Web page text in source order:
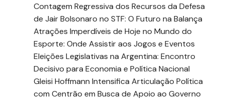
Contagem Regressiva dos Recursos da Defesa
de Jair Bolsonaro no STF: O Futuro na Balança
Atrações Imperdíveis de Hoje no Mundo do
Esporte: Onde Assistir aos Jogos e Eventos
Eleições Legislativas na Argentina: Encontro
Decisivo para Economia e Política Nacional
Gleisi Hoffmann Intensifica Articulação Política
com Centrão em Busca de Apoio ao Governo